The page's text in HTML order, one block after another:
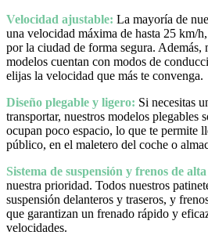
Velocidad ajustable: La mayoría de
una velocidad máxima de hasta 25 km/
por la ciudad de forma segura. Además,
modelos cuentan con modos de
elijas la velocidad que más te convenga.
Diseño plegable y ligero: Si necesitas
transportar, nuestros modelos plegables
ocupan poco espacio, lo que te permite
público, en el maletero del coche o
Sistema de suspensión y frenos de
nuestra prioridad. Todos nuestros
suspensión delanteros y traseros, y
que garantizan un frenado rápido y
velocidades.